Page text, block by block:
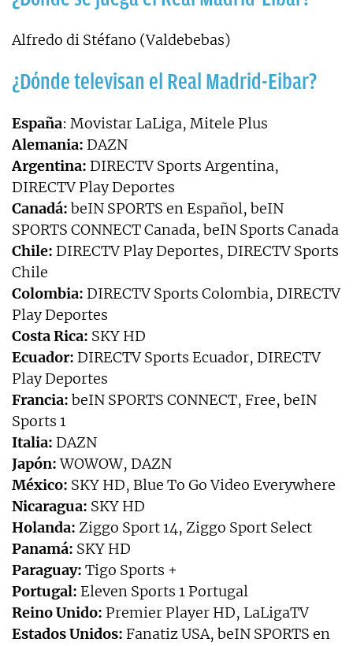
Alfredo di Stéfano (Valdebebas)
¿Dónde televisan el Real Madrid-Eibar?
España: Movistar LaLiga, Mitele Plus
Alemania: DAZN
Argentina: DIRECTV Sports Argentina,
DIRECTV Play Deportes
Canadá: beIN SPORTS en Español, beIN
SPORTS CONNECT Canada, beIN Sports Canada
Chile: DIRECTV Play Deportes, DIRECTV Sports
Chile
Colombia: DIRECTV Sports Colombia, DIRECTV
Play Deportes
Costa Rica: SKY HD
Ecuador: DIRECTV Sports Ecuador, DIRECTV
Play Deportes
Francia: beIN SPORTS CONNECT, Free, beIN
Sports 1
Italia: DAZN
Japón:WOWOW, DAZN
México: SKY HD, Blue To Go Video Everywhere
Nicaragua: SKY HD
Holanda: Ziggo Sport 14, Ziggo Sport Select
Panamá: SKY HD
Paraguay: Tigo Sports +
Portugal: Eleven Sports 1 Portugal
Reino Unido: Premier Player HD, LaLigaTV
Estados Unidos: Fanatiz USA, beIN SPORTS en